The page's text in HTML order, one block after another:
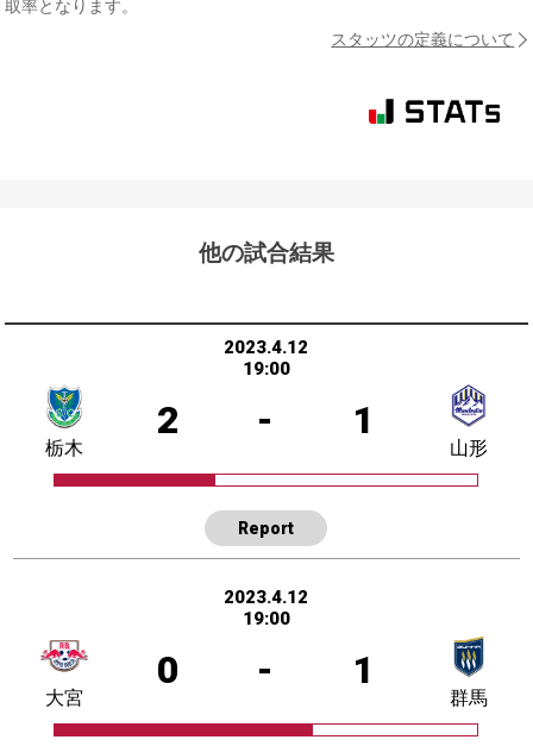
取率となります。
スタッツの定義について
他の試合結果
2023.4.12
19:00
2 - 1
栃木 山形
Report
2023.4.12
19:00
0 - 1
大宮 群馬